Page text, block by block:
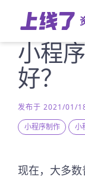
小程
好？
发布于 2021/01/
小程序制作
小
现在，大多数